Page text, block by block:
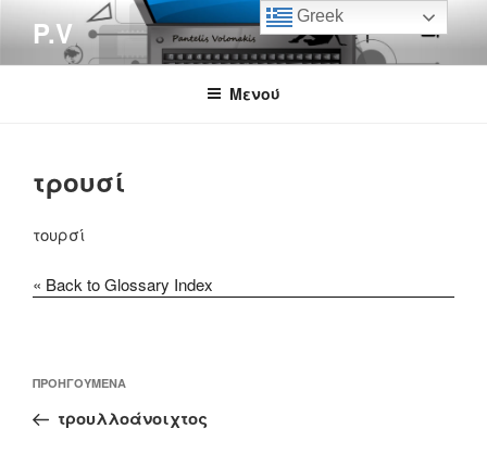
περιεχόμενο
P.V
Μενού
τρουσί
τουρσί
« Back to Glossary Index
άρθρων
Προηγούμενο
άρθρο
ΠΡΟΗΓΟΎΜΕΝΑ
τρουλλοάνοιχτος
Greek